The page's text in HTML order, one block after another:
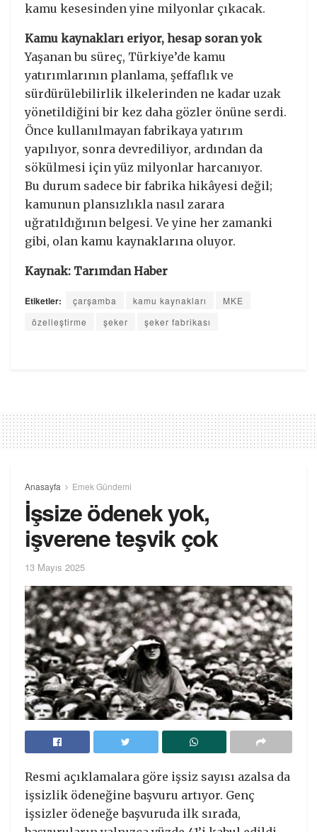
kamu kesesinden yine milyonlar çıkacak.
Kamu kaynakları eriyor, hesap soran yok
Yaşanan bu süreç, Türkiye’de kamu
yatırımlarının planlama, şeffaflık ve
sürdürülebilirlik ilkelerinden ne kadar uzak
yönetildiğini bir kez daha gözler önüne serdi.
Önce kullanılmayan fabrikaya yatırım
yapılıyor, sonra devrediliyor, ardından da
sökülmesi için yüz milyonlar harcanıyor.
Bu durum sadece bir fabrika hikâyesi değil;
kamunun plansızlıkla nasıl zarara
uğratıldığının belgesi. Ve yine her zamanki
gibi, olan kamu kaynaklarına oluyor.
Kaynak: Tarımdan Haber
Etiketler: çarşamba kamu kaynakları
MKE
özelleştirme
şeker şeker fabrikası
Anasayfa Emek Gündemi
İşsize ödenek yok,
işverene teşvik çok
13 Mayıs 2025
Resmi açıklamalara göre işsiz sayısı azalsa da
işsizlik ödeneğine başvuru artıyor. Genç
işsizler ödeneğe başvuruda ilk sırada,